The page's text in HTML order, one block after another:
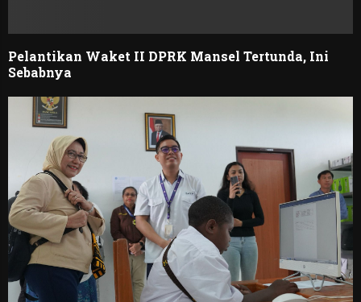
Pelantikan Waket II DPRK Mansel Tertunda, Ini
Sebabnya